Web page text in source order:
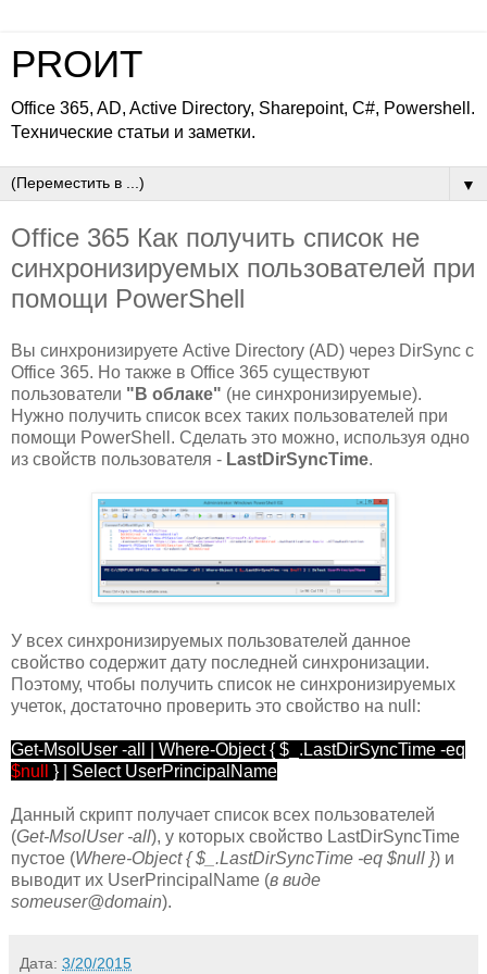
PROИТ
Office 365, AD, Active Directory, Sharepoint, C#, Powershell.
Технические статьи и заметки.
▼
Office 365 Как получить список не
синхронизируемых пользователей при
помощи PowerShell
Вы синхронизируете Active Directory (AD) через DirSync с
Office 365. Но также в Office 365 существуют
пользователи "В облаке" (не синхронизируемые).
Нужно получить список всех таких пользователей при
помощи PowerShell. Сделать это можно, используя одно
из свойств пользователя - LastDirSyncTime.
У всех синхронизируемых пользователей данное
свойство содержит дату последней синхронизации.
Поэтому, чтобы получить список не синхронизируемых
учеток, достаточно проверить это свойство на null:
Get-MsolUser -all | Where-Object { $_.LastDirSyncTime -eq
$null
} | Select UserPrincipalName
Данный скрипт получает список всех пользователей
(Get-MsolUser -all), у которых свойство LastDirSyncTime
пустое (Where-Object { $_.LastDirSyncTime -eq $null }) и
выводит их UserPrincipalName (в виде
someuser@domain).
Дата: 3/20/2015